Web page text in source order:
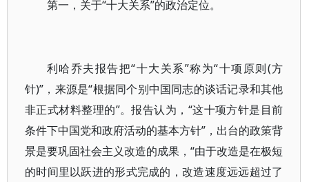
第一，关于“十大关系”的政治定位。
利哈乔夫报告把“十大关系”称为“十项原则(方
针)”，来源是“根据同个别中国同志的谈话记录和其他
非正式材料整理的”。报告认为，“这十项方针是目前
条件下中国党和政府活动的基本方针”，出台的政策背
景是要巩固社会主义改造的成果，“由于改造是在极短
的时间里以跃进的形式完成的，改造速度远远超过了